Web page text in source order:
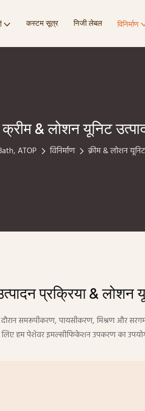
कस्टम सूत्र निजी लेबल विनिर्माण
क्रीम & लोशन यूनिट
ATOP विनिर्माण क्रीम & लोशन
प्रक्रिया & लोशन
समरूपीकरण, पायसीकरण, मिश्रण और
हम पेशेवर इमल्सीफिकेशन उपकरण का